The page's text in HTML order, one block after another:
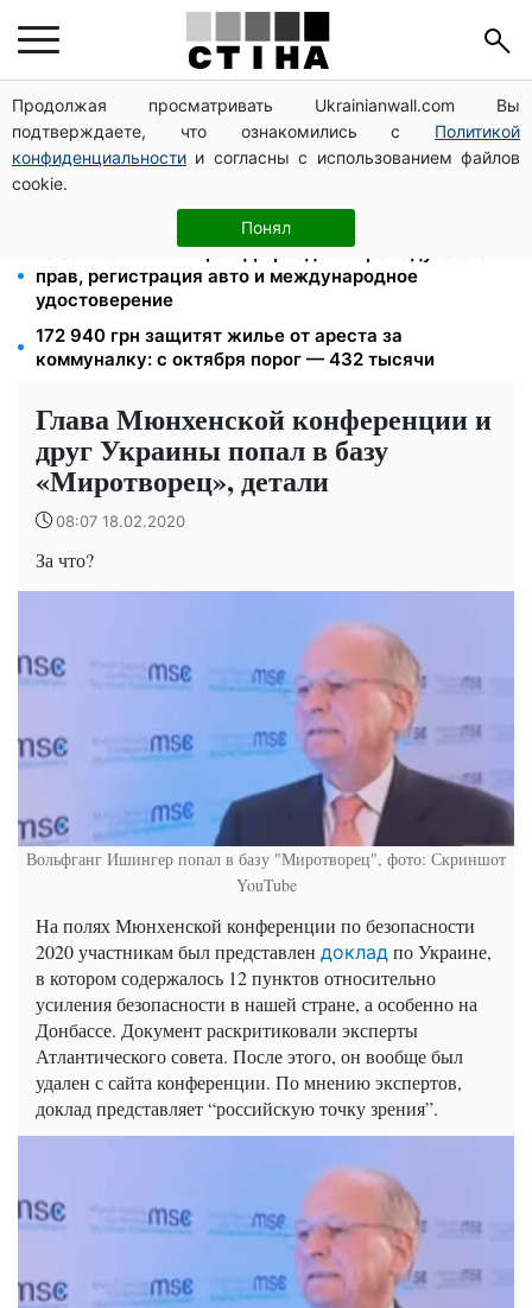
Продолжая просматривать Ukrainianwall.com Вы
подтверждаете, что ознакомились с Политикой
конфиденциальности и согласны с использованием файлов
cookie.
Понял
125 грн за куб воды: закон №4777 запустил двойное
подорожание тарифов в регионах
Федоров уволен и без бронирования: Камельчук
предлагает экс-министру мобилизацию на общих
10 заявок — и МСЦ МВД приедет в громаду: обмен
прав, регистрация авто и международное
удостоверение
172 940 грн защитят жилье от ареста за
коммуналку: с октября порог — 432 тысячи
Глава Мюнхенской конференции и
друг Украины попал в базу
«Миротворец», детали
08:07 18.02.2020
За что?
Вольфганг Ишингер попал в базу "Миротворец", фото: Скриншот
YouTube
На полях Мюнхенской конференции по безопасности
2020 участникам был представлен доклад по Украине,
в котором содержалось 12 пунктов относительно
усиления безопасности в нашей стране, а особенно на
Донбассе. Документ раскритиковали эксперты
Атлантического совета. После этого, он вообще был
удален с сайта конференции. По мнению экспертов,
доклад представляет “российскую точку зрения”.